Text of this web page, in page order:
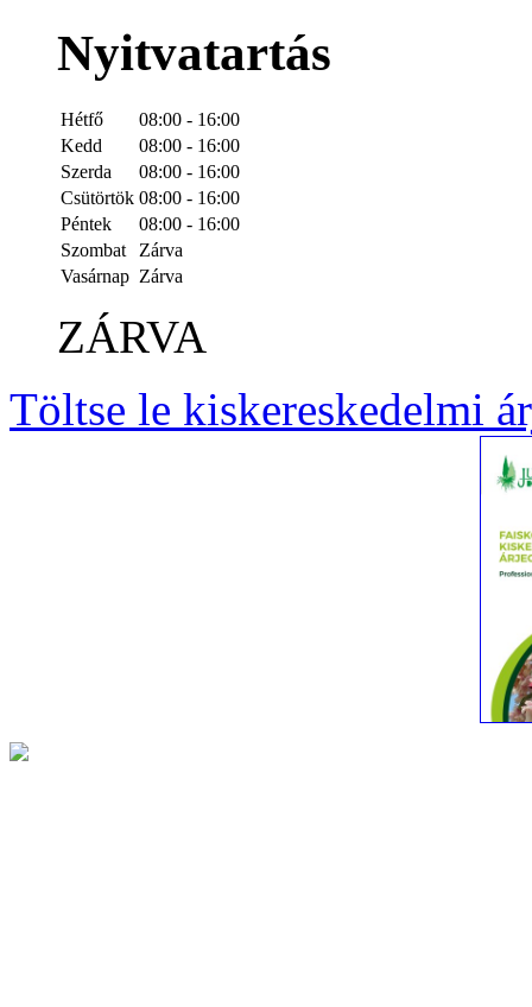
Nyitvatartás
Hétfő
08:00 - 16:00
Kedd
08:00 - 16:00
Szerda
08:00 - 16:00
Csütörtök 08:00 - 16:00
Péntek
08:00 - 16:00
Szombat
Zárva
Vasárnap Zárva
ZÁRVA
Töltse le kiskereskedelmi